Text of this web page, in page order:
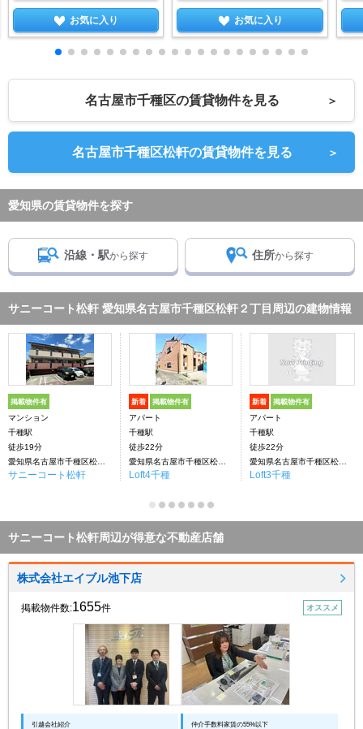
お気に入り お気に入り
名古屋市千種区の賃貸物件を見る ＞
名古屋市千種区松軒の賃貸物件を見る ＞
愛知県の賃貸物件を探す
沿線・駅から探す 住所から探す
サニーコート松軒 愛知県名古屋市千種区松軒２丁目周辺の建物情報
掲載物件有
マンション
千種駅
徒歩19分
サニーコート松軒
新着 掲載物件有
アパート
千種駅
徒歩22分
Loft4千種
新着 掲載物件有
アパート
千種駅
徒歩22分
Loft3千種
サニーコート松軒周辺が得意な不動産店舗
株式会社エイブル池下店
掲載物件数:1655件 オススメ
引越会社紹介 仲介手数料家賃の55%以下